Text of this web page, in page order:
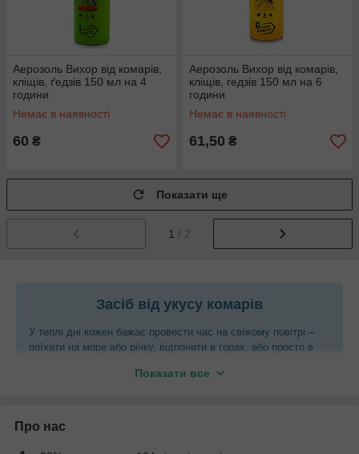
Аерозоль Вихор від комарів,
кліщів, ґедзів 150 мл на 4
години
Немає в наявності
60 ₴
Аерозоль Вихор від комарів,
кліщів, гедзів 150 мл на 6
години
Немає в наявності
61,50 ₴
Показати ще
1 / 2
Засіб від укусу комарів
У теплі дні кожен бажає провести час на свіжому повітрі –
поїхати на море або річку, відпочити в горах, або просто в
засіб від укусу комарів, не дозволяйте їм затьмарити ваш
застосовуються і на вулиці, і в приміщенні. Розглянемо
Показати все
Про нас